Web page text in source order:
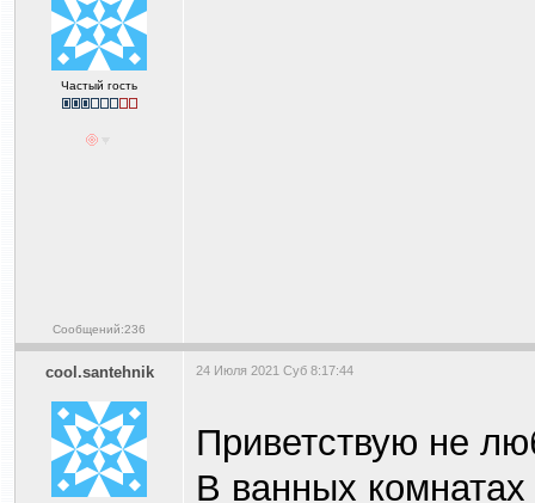
Частый гость
Сообщений:236
cool.santehnik 24 Июля 2021 Суб 8:17:44
Приветствую не
В ванных